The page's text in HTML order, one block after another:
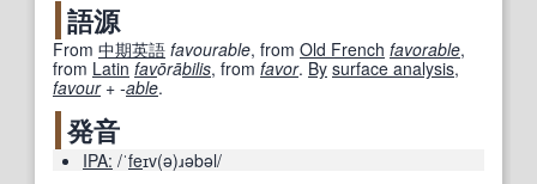
語源
From 中期英語 favourable, from Old French favorable,
from Latin favōrābilis, from favor. By surface analysis,
favour+‎ -able.
発音
IPA: /ˈfeɪv(ə)ɹəbəl/